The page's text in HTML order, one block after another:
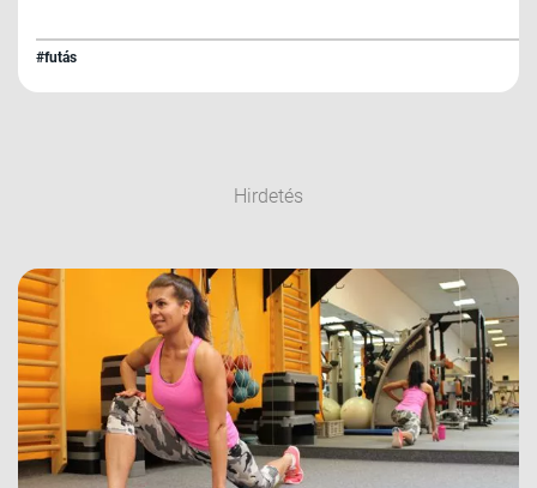
#futás
Hirdetés